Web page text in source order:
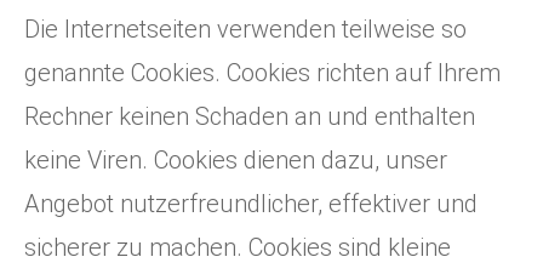
Die Internetseiten verwenden teilweise so
genannte Cookies. Cookies richten auf Ihrem
Rechner keinen Schaden an und enthalten
keine Viren. Cookies dienen dazu, unser
Angebot nutzerfreundlicher, effektiver und
sicherer zu machen. Cookies sind kleine